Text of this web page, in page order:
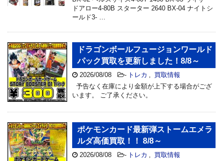
ドアロー4-80B スターター 2640 BX-04 ナイトシ
ールド3- …
ドラゴンボールフュージョンワールド
パック買取を更新しました！8/8～
2026/08/08 - トレカ , 買取情報
予告なく在庫により金額が上下する場合がござ
います。 ご了承ください。
ポケモンカード最新弾ストームエメラ
ルダ高価買取！！ 8/8～
2026/08/08 - トレカ , 買取情報